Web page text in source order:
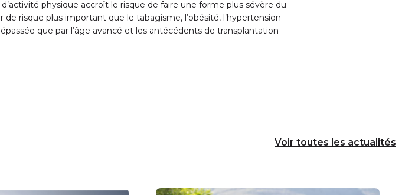
physique accroît le risque de faire une forme plus sévère du
risque plus important que le tabagisme, l’obésité, l’hypertension
que par l’âge avancé et les antécédents de transplantation
Voir toutes les actualités